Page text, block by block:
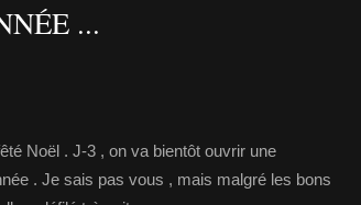
...
Noël . J-3 , on va bientôt ouvrir une
. Je sais pas vous , mais malgré les bons